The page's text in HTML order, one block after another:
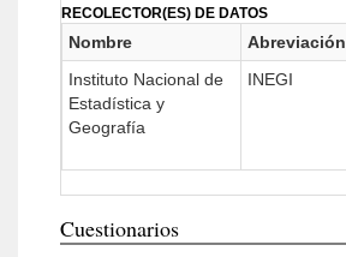
RECOLECTOR(ES) DE DATOS
Nombre Abreviación
Instituto Nacional de
Estadística y
Geografía
INEGI
Cuestionarios